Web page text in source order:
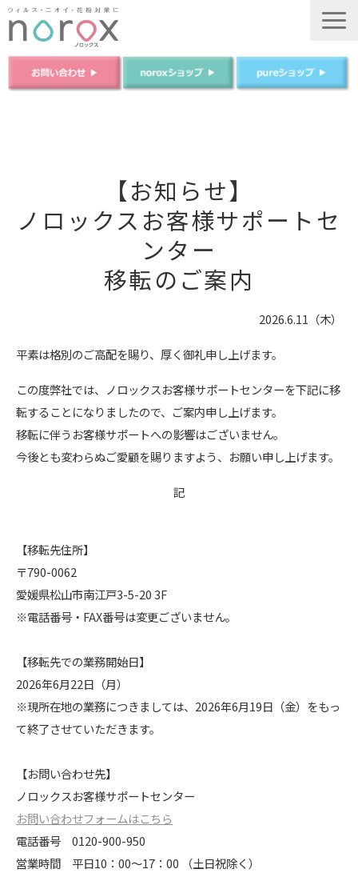
ノロックスPureについて
商品について
法人のお客様
ご購入はこちら
【お知らせ】
ノロックスお客様サポートセ
ンター
移転のご案内
2026.6.11（木）
平素は格別のご高配を賜り、厚く御礼申し上げます。​​​​​​
この度弊社では、ノロックスお客様サポートセンターを下記に移
転することになりましたので、ご案内申し上げます。
移転に伴うお客様サポートへの影響はございません。
​​​​​​今後とも変わらぬご愛顧を賜りますよう、お願い申し上げます。
記
【移転先住所】
〒790-0062
愛媛県松山市南江戸3-5-20 3F
※電話番号・FAX番号は変更ございません。
【移転先での業務開始日】
2026年6月22日（月）
※現所在地の業務につきましては、2026年6月19日（金）をもっ
て終了させていただきます。
【お問い合わせ先】
ノロックスお客様サポートセンター​​​​
お問い合わせフォームはこちら
電話番号 0120-900-950
営業時間 平日10：00〜17：00 （土日祝除く）